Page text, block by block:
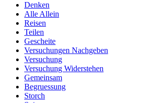
Denken
Alle Allein
Reisen
Teilen
Gescheite
Versuchungen Nachgeben
Versuchung
Versuchung Widerstehen
Gemeinsam
Begruessung
Storch